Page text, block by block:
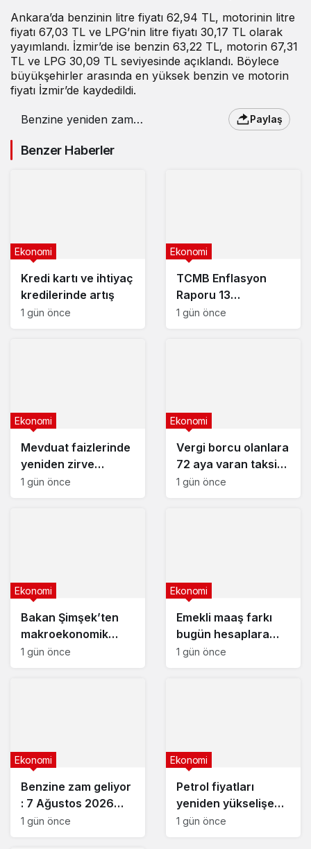
Ankara’da benzinin litre fiyatı 62,94 TL, motorinin litre
fiyatı 67,03 TL ve LPG’nin litre fiyatı 30,17 TL olarak
yayımlandı. İzmir’de ise benzin 63,22 TL, motorin 67,31
TL ve LPG 30,09 TL seviyesinde açıklandı. Böylece
büyükşehirler arasında en yüksek benzin ve motorin
fiyatı İzmir’de kaydedildi.
Benzine yeniden zam
güncel akaryakıt
Paylaş
Benzer Haberler
Kredi kartı ve ihtiyaç
kredilerinde artış
Ekonomi
1 gün önce
TCMB Enflasyon
Raporu 13
Ağustos’ta
Ekonomi
1 gün önce
Mevduat faizlerinde
yeniden zirve
görüldü : 3 milyon
Ekonomi
1 gün önce
Vergi borcu olanlara
72 aya varan taksit
fırsatı
Ekonomi
1 gün önce
Bakan Şimşek’ten
makroekonomik
istikrar açıklaması
Ekonomi
1 gün önce
Emekli maaş farkı
bugün hesaplara
yatıyor
Ekonomi
1 gün önce
Benzine zam geliyor
: 7 Ağustos 2026
güncel akaryakıt
Ekonomi
1 gün önce
Petrol fiyatları
yeniden yükselişe
geçti
Ekonomi
1 gün önce